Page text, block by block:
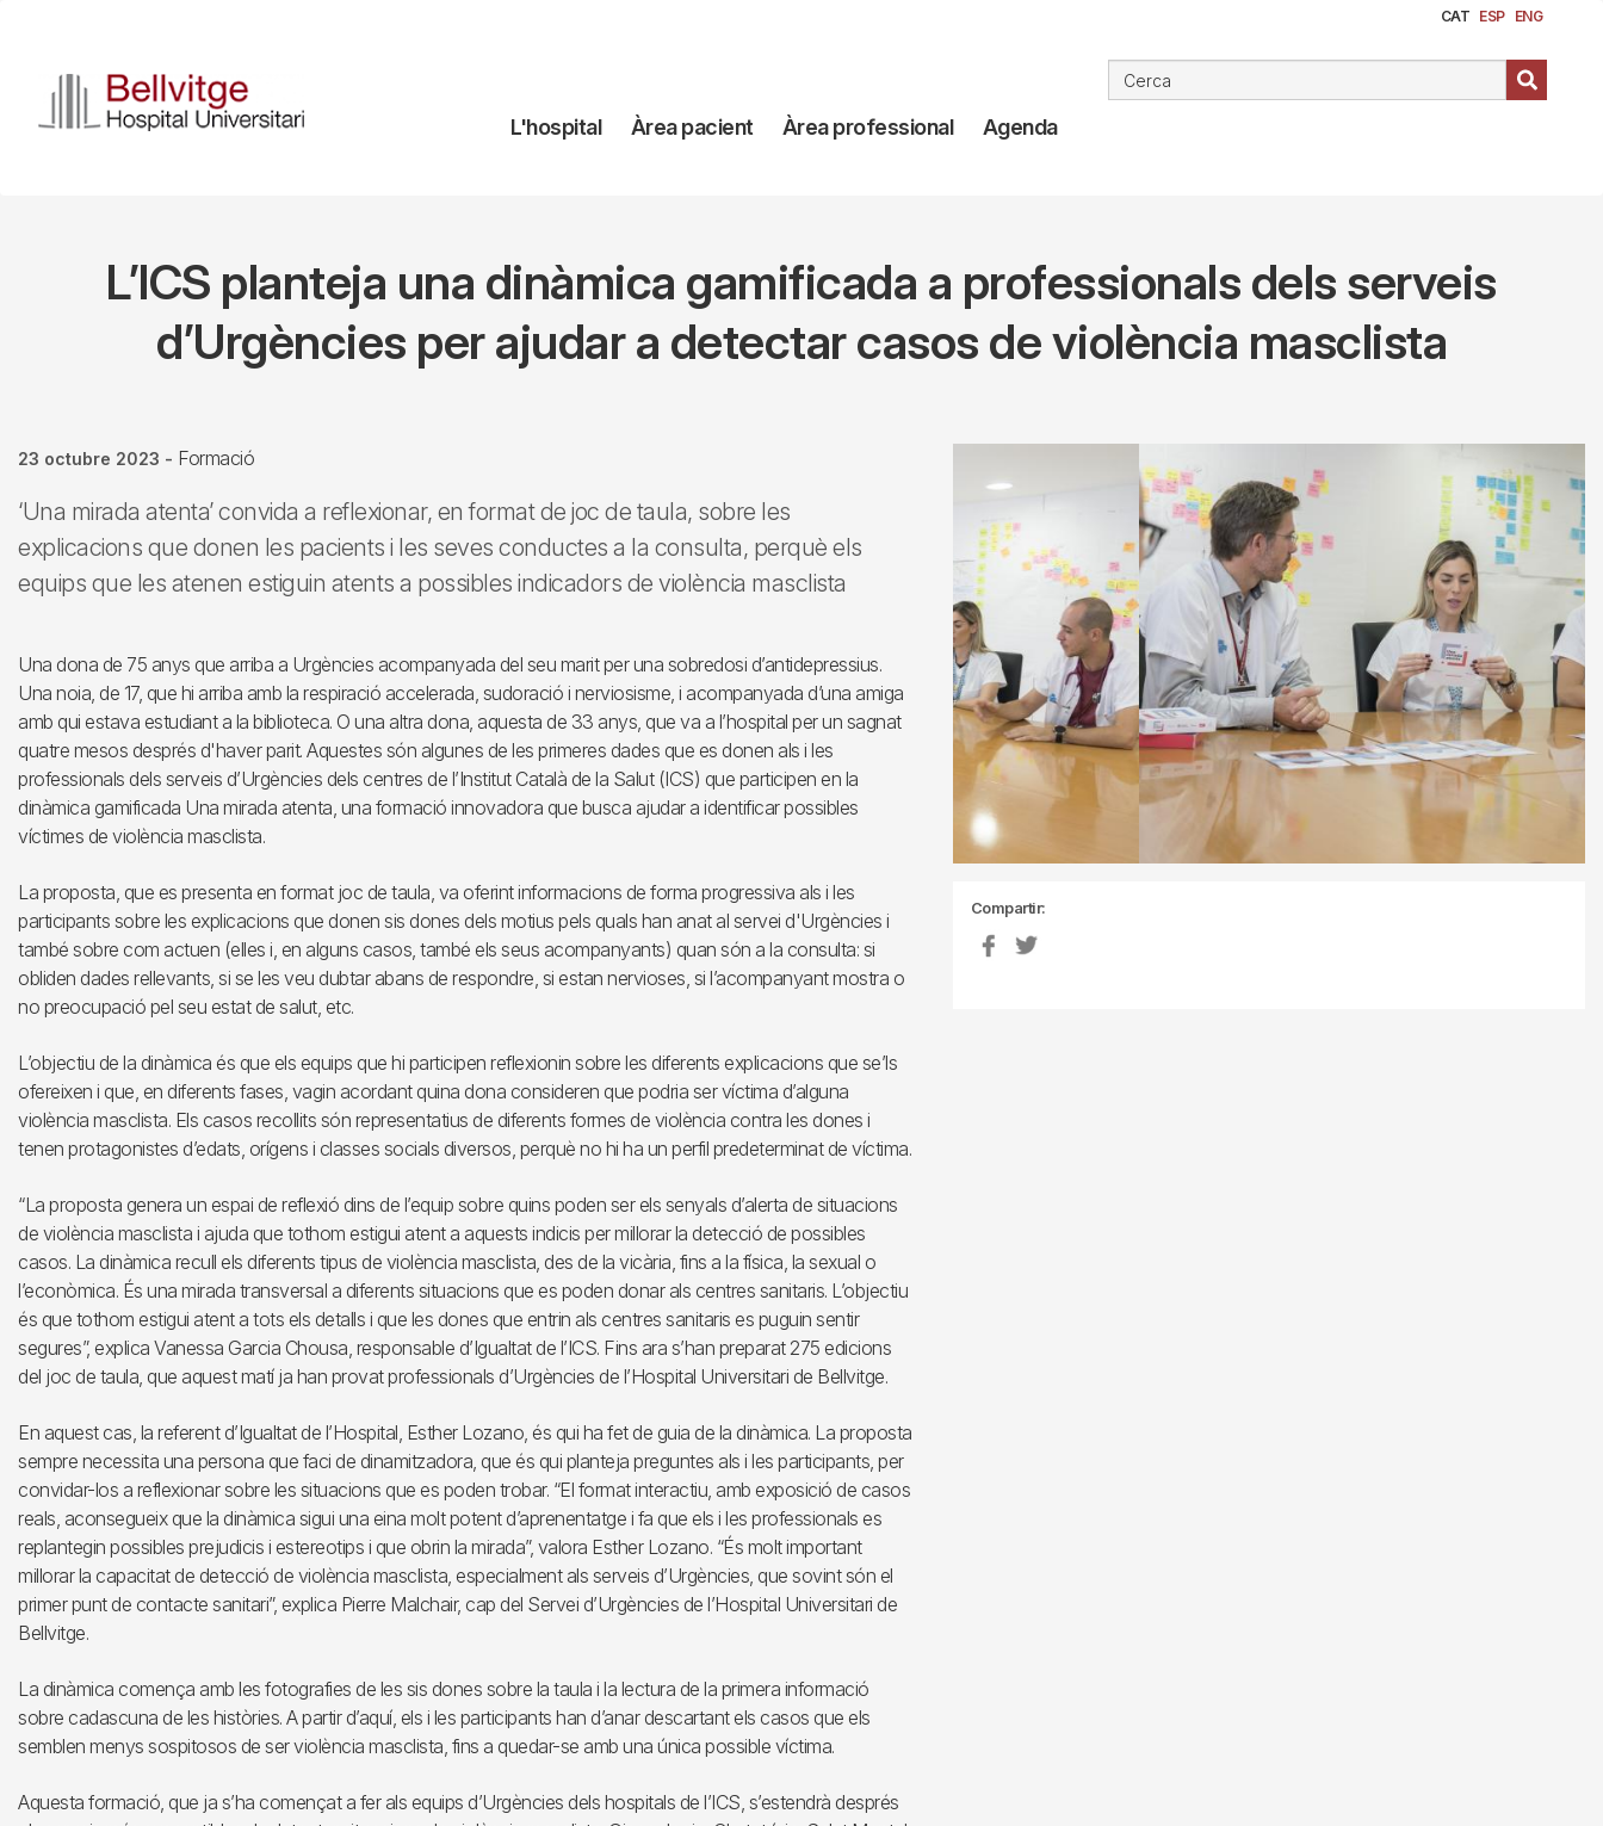
contingut
CAT ESP ENG
Navegación
L'hospital Àrea pacient Àrea professional Agenda
L’ICS planteja una dinàmica gamificada a professionals dels serveis
d’Urgències per ajudar a detectar casos de violència masclista
23 octubre 2023 - Formació
‘Una mirada atenta’ convida a reflexionar, en format de joc de taula, sobre les
explicacions que donen les pacients i les seves conductes a la consulta, perquè els
equips que les atenen estiguin atents a possibles indicadors de violència masclista
Una dona de 75 anys que arriba a Urgències acompanyada del seu marit per una sobredosi d’antidepressius.
Una noia, de 17, que hi arriba amb la respiració accelerada, sudoració i nerviosisme, i acompanyada d’una amiga
amb qui estava estudiant a la biblioteca. O una altra dona, aquesta de 33 anys, que va a l’hospital per un sagnat
quatre mesos després d'haver parit. Aquestes són algunes de les primeres dades que es donen als i les
professionals dels serveis d’Urgències dels centres de l’Institut Català de la Salut (ICS) que participen en la
dinàmica gamificada Una mirada atenta, una formació innovadora que busca ajudar a identificar possibles
víctimes de violència masclista.
La proposta, que es presenta en format joc de taula, va oferint informacions de forma progressiva als i les
participants sobre les explicacions que donen sis dones dels motius pels quals han anat al servei d'Urgències i
també sobre com actuen (elles i, en alguns casos, també els seus acompanyants) quan són a la consulta: si
obliden dades rellevants, si se les veu dubtar abans de respondre, si estan nervioses, si l’acompanyant mostra o
no preocupació pel seu estat de salut, etc.
L’objectiu de la dinàmica és que els equips que hi participen reflexionin sobre les diferents explicacions que se’ls
ofereixen i que, en diferents fases, vagin acordant quina dona consideren que podria ser víctima d’alguna
violència masclista. Els casos recollits són representatius de diferents formes de violència contra les dones i
tenen protagonistes d’edats, orígens i classes socials diversos, perquè no hi ha un perfil predeterminat de víctima.
“La proposta genera un espai de reflexió dins de l’equip sobre quins poden ser els senyals d’alerta de situacions
de violència masclista i ajuda que tothom estigui atent a aquests indicis per millorar la detecció de possibles
casos. La dinàmica recull els diferents tipus de violència masclista, des de la vicària, fins a la física, la sexual o
l’econòmica. És una mirada transversal a diferents situacions que es poden donar als centres sanitaris. L’objectiu
és que tothom estigui atent a tots els detalls i que les dones que entrin als centres sanitaris es puguin sentir
segures”, explica Vanessa Garcia Chousa, responsable d’Igualtat de l’ICS. Fins ara s’han preparat 275 edicions
del joc de taula, que aquest matí ja han provat professionals d’Urgències de l’Hospital Universitari de Bellvitge.
En aquest cas, la referent d’Igualtat de l’Hospital, Esther Lozano, és qui ha fet de guia de la dinàmica. La proposta
sempre necessita una persona que faci de dinamitzadora, que és qui planteja preguntes als i les participants, per
convidar-los a reflexionar sobre les situacions que es poden trobar. “El format interactiu, amb exposició de casos
reals, aconsegueix que la dinàmica sigui una eina molt potent d’aprenentatge i fa que els i les professionals es
replantegin possibles prejudicis i estereotips i que obrin la mirada”, valora Esther Lozano. “És molt important
millorar la capacitat de detecció de violència masclista, especialment als serveis d’Urgències, que sovint són el
primer punt de contacte sanitari”, explica Pierre Malchair, cap del Servei d’Urgències de l’Hospital Universitari de
Bellvitge.
La dinàmica comença amb les fotografies de les sis dones sobre la taula i la lectura de la primera informació
sobre cadascuna de les històries. A partir d’aquí, els i les participants han d’anar descartant els casos que els
semblen menys sospitosos de ser violència masclista, fins a quedar-se amb una única possible víctima.
Aquesta formació, que ja s’ha començat a fer als equips d’Urgències dels hospitals de l’ICS, s’estendrà després
Compartir: